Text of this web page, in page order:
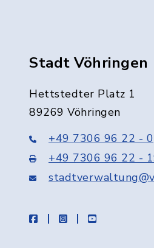
Stadt Vöhringen
Hettstedter Platz 1
89269 Vöhringen
+49 7306 96 22 - 0
+49 7306 96 22 -
facebookinstagramyoutube